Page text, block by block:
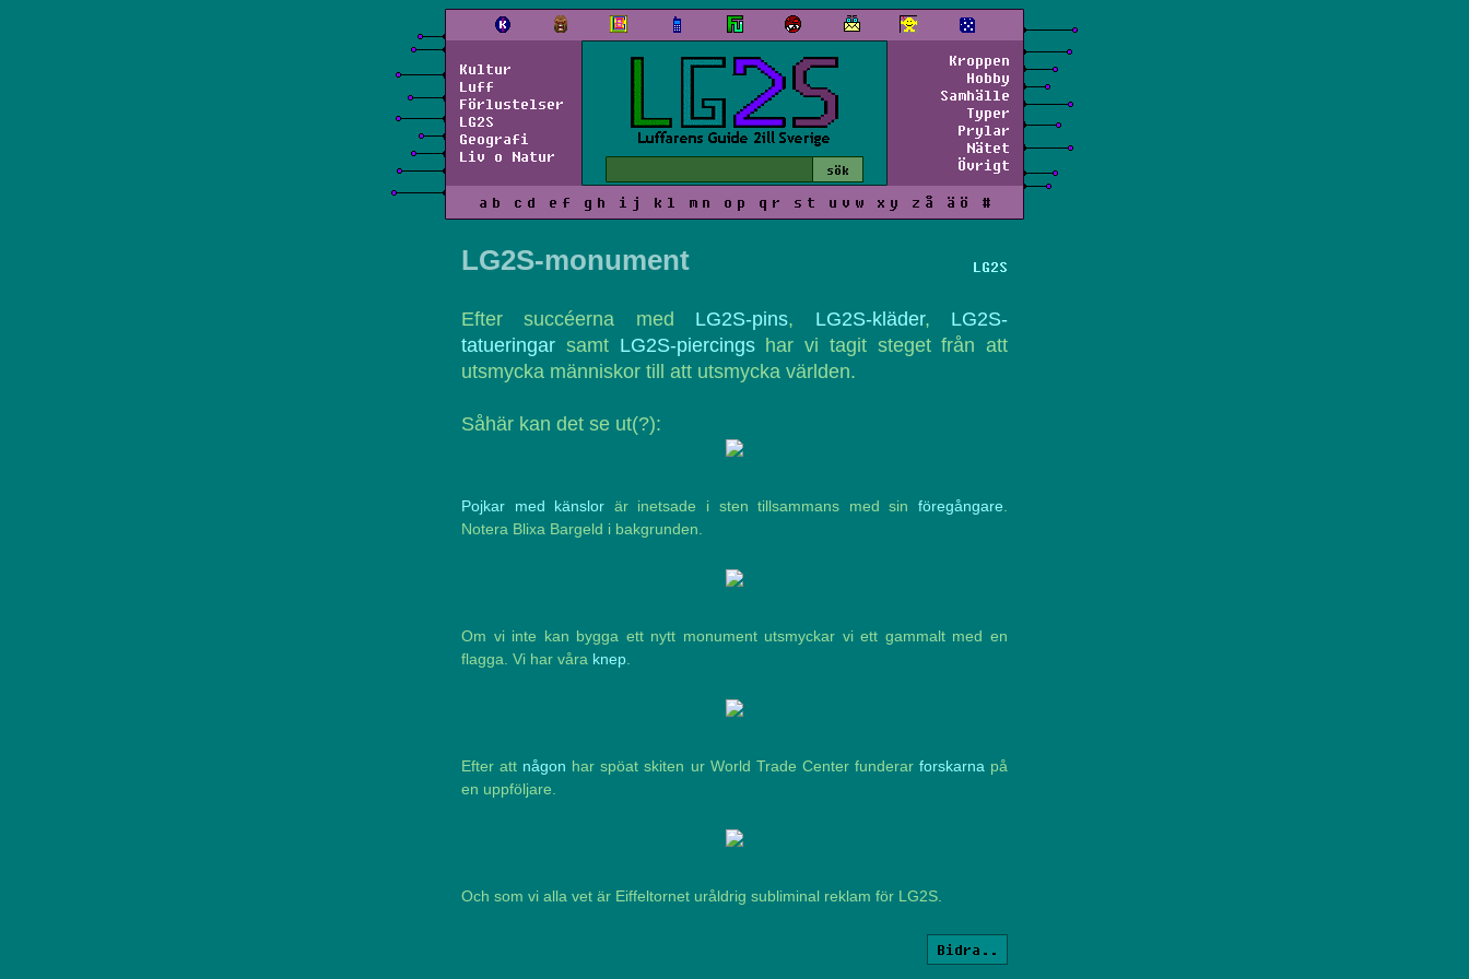
Kultur
Luff
Förlustelser
LG2S
Geografi
Liv o Natur
Kroppen
Hobby
Samhälle
Typer
Prylar
Nätet
Övrigt
a b c d e f g h i j k l m n o p q r s t u v w x y z å ä ö #
LG2S
LG2S-monument
Efter succéerna med LG2S-pins, LG2S-kläder, LG2S-
tatueringar samt LG2S-piercingshar vi tagit steget från att
utsmycka människor till att utsmycka världen.
Såhär kan det se ut(?):
Pojkar med känslor är inetsade i sten tillsammans med sinföregångare
Notera Blixa Bargeld i bakgrunden.
Om vi inte kan bygga ett nytt monument utsmyckar vi ett gammalt med en
flagga. Vi har våra knep
Efter att någon har spöat skiten ur World Trade Center funderar forskarna på
en uppföljare.
Och som vi alla vet är Eiffeltornet uråldrig subliminal reklam för LG2S.
Bidra..